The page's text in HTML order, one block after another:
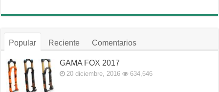
Popular Reciente Comentarios
GAMA FOX 2017
20 diciembre, 2016 634,646